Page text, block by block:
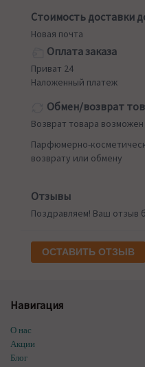
Стоимость доставки
Новая почта
Оплата заказа
Приват 24
Наложенный платеж
Обмен/возврат
Возврат товара
Парфюмерно-
возврату или обмену
Отзывы
Поздравляем! Ваш отзыв
ОСТАВИТЬ ОТЗЫВ
Навигация
О нас
Акции
Блог